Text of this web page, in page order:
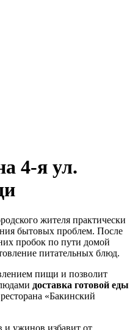
4-я ул.
жителя практически
бытовых проблем. После
пробок по пути домой
питательных блюд.
пищи и позволит
доставка готовой еды
«Бакинский
и ужинов избавит от